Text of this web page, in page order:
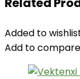
Added to
Add to compare